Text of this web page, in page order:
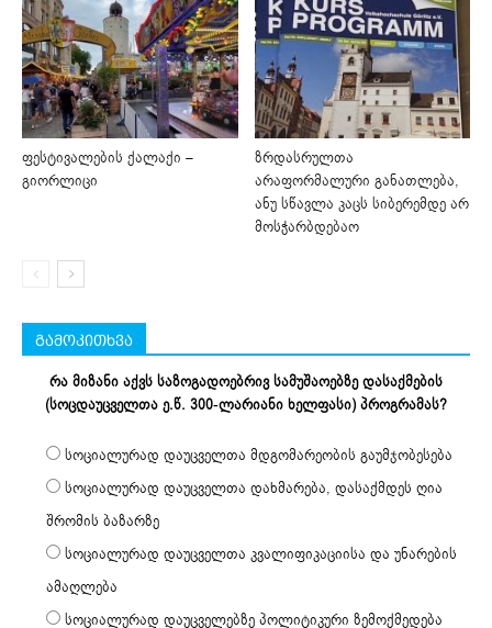
ფესტივალების ქალაქი –
გიორლიცი
ზრდასრულთა
არაფორმალური განათლება,
ანუ სწავლა კაცს სიბერემდე არ
მოსჭარბდებაო
გამოკითხვა
რა მიზანი აქვს საზოგადოებრივ სამუშაოებზე დასაქმების
(სოცდაუცველთა ე.წ. 300-ლარიანი ხელფასი) პროგრამას?
სოციალურად დაუცველთა მდგომარეობის გაუმჯობესება
სოციალურად დაუცველთა დახმარება, დასაქმდეს ღია
შრომის ბაზარზე
სოციალურად დაუცველთა კვალიფიკაციისა და უნარების
ამაღლება
სოციალურად დაუცველებზე პოლიტიკური ზემოქმედება